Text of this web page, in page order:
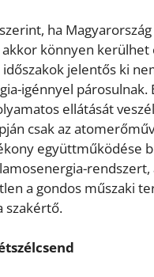
ha
könnyen kerülhet
időszakok jelentős ki
igénnyel párosulnak.
ellátását
csak az
együttműködése
rendszert,
a gondos műszaki
szakértő.